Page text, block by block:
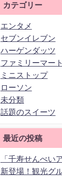
カテゴリー
エンタメ
セブンイレブン
ハーゲンダッツ
ファミリーマート
ミニストップ
ローソン
未分類
話題のスイーツ
最近の投稿
「千寿せんべい
新登場！観光グ